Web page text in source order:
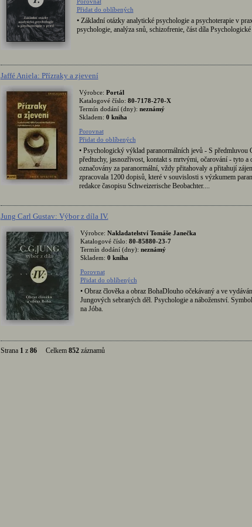
Přidat do oblíbených
• Základní otázky analytické psychologie a psychoterapie v
psychologie, analýza snů, schizofrenie, část díla Psychologické
Jaffé Aniela: Přízraky a zjevení
Výrobce: Portál
Katalogové číslo: 80-7178-270-X
Termín dodání (dny): neznámý
Skladem: 0 kniha
Porovnat
Přidat do oblíbených
• Psychologický výklad paranormálních jevů - S předmluvou
předtuchy, jasnozřivost, kontakt s mrtvými, očarování - tyto a
označovány za paranormální, vždy přitahovaly a přitahují
zpracovala 1200 dopisů, které v souvislosti s výzkumem
redakce časopisu Schweizerische Beobachter....
Jung Carl Gustav: Výbor z díla IV.
Výrobce: Nakladatelství Tomáše Janečka
Katalogové číslo: 80-85880-23-7
Termín dodání (dny): neznámý
Skladem: 0 kniha
Porovnat
Přidat do oblíbených
• Obraz člověka a obraz BohaDlouho očekávaný a ve
Jungových sebraných děl. Psychologie a náboženství.
na Jóba.
Strana 1 z 86Celkem 852záznamů